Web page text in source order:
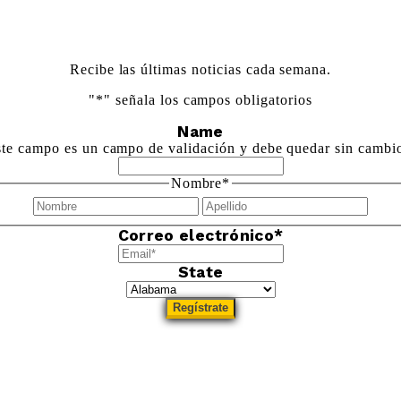
Recibe las últimas noticias cada semana.
"*" señala los campos obligatorios
Name
campo es un campo de validación y debe quedar sin
Nombre*
Nombre
Correo electrónico*
State